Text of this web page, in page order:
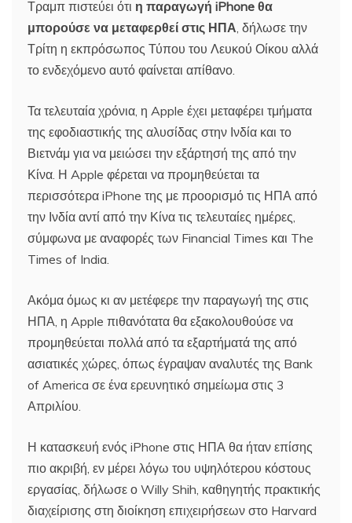
Τραμπ πιστεύει ότι η παραγωγή iPhone θα
μπορούσε να μεταφερθεί στις ΗΠΑ, δήλωσε την
Τρίτη η εκπρόσωπος Τύπου του Λευκού Οίκου αλλά
το ενδεχόμενο αυτό φαίνεται απίθανο.
Τα τελευταία χρόνια, η Apple έχει μεταφέρει τμήματα
της εφοδιαστικής της αλυσίδας στην Ινδία και το
Βιετνάμ για να μειώσει την εξάρτησή της από την
Κίνα. Η Apple φέρεται να προμηθεύεται τα
περισσότερα iPhone της με προορισμό τις ΗΠΑ από
την Ινδία αντί από την Κίνα τις τελευταίες ημέρες,
σύμφωνα με αναφορές των Financial Times και The
Times of India.
Ακόμα όμως κι αν μετέφερε την παραγωγή της στις
ΗΠΑ, η Apple πιθανότατα θα εξακολουθούσε να
προμηθεύεται πολλά από τα εξαρτήματά της από
ασιατικές χώρες, όπως έγραψαν αναλυτές της Bank
of America σε ένα ερευνητικό σημείωμα στις 3
Απριλίου.
Η κατασκευή ενός iPhone στις ΗΠΑ θα ήταν επίσης
πιο ακριβή, εν μέρει λόγω του υψηλότερου κόστους
εργασίας, δήλωσε ο Willy Shih, καθηγητής πρακτικής
διαχείρισης στη διοίκηση επιχειρήσεων στο Harvard